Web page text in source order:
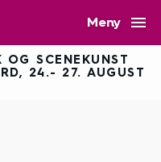
Meny 
OG SCENEKUNST
24.- 27. AUGUST